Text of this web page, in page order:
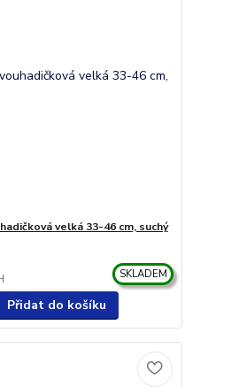
velká 33-46 cm, suchý
SKLADEM
Přidat do košíku